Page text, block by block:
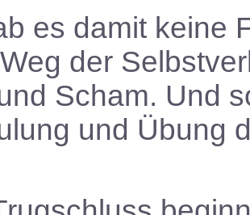
es damit keine
der
Scham. Und
und Übung